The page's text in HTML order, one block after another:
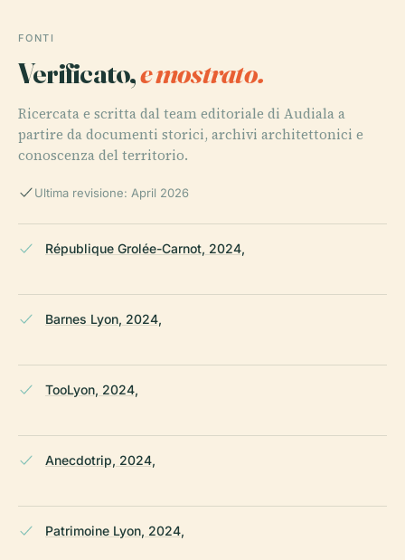
FONTI
Verificato,e mostrato.
Ricercata e scritta dal team editoriale di Audiala a
partire da documenti storici, archivi architettonici e
conoscenza del territorio.
Ultima revisione: April 2026
République Grolée-Carnot, 2024,
Barnes Lyon, 2024,
TooLyon, 2024,
Anecdotrip, 2024,
Patrimoine Lyon, 2024,